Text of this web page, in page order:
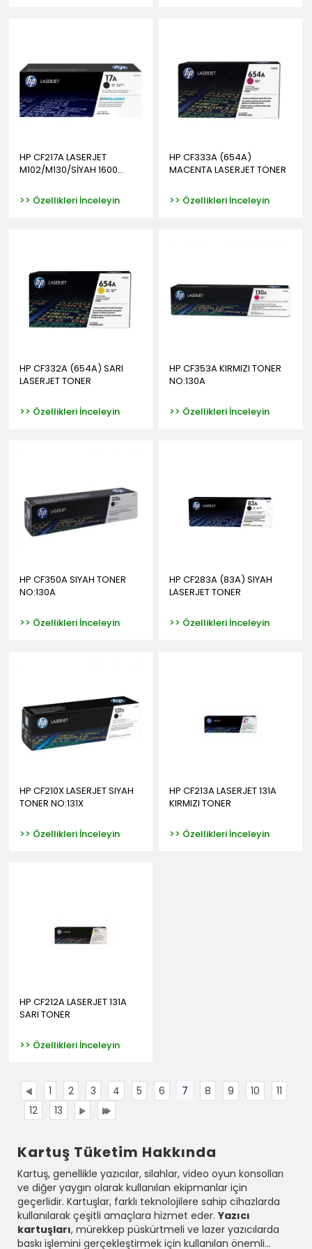
HP CF217A LASERJET
M102/M130/SİYAH 1600...
>> Özellikleri İnceleyin
HP CF333A (654A)
MACENTA LASERJET TONER
>> Özellikleri İnceleyin
HP CF332A (654A) SARI
LASERJET TONER
>> Özellikleri İnceleyin
HP CF353A KIRMIZI TONER
NO:130A
>> Özellikleri İnceleyin
HP CF350A SIYAH TONER
NO:130A
>> Özellikleri İnceleyin
HP CF283A (83A) SIYAH
LASERJET TONER
>> Özellikleri İnceleyin
HP CF210X LASERJET SIYAH
TONER NO:131X
>> Özellikleri İnceleyin
HP CF213A LASERJET 131A
KIRMIZI TONER
>> Özellikleri İnceleyin
HP CF212A LASERJET 131A
SARI TONER
>> Özellikleri İnceleyin
1 2 3 4 5 6 7 8 9 10
11
12
13
Kartuş Tüketim Hakkında
Kartuş, genellikle yazıcılar, silahlar, video oyun konsolları
ve diğer yaygın olarak kullanılan ekipmanlar için
geçerlidir. Kartuşlar, farklı teknolojilere sahip cihazlarda
kullanılarak çeşitli amaçlara hizmet eder.Yazıcı
kartuşları, mürekkep püskürtmeli ve lazer yazıcılarda
baskı işlemini gerçekleştirmek için kullanılan önemli